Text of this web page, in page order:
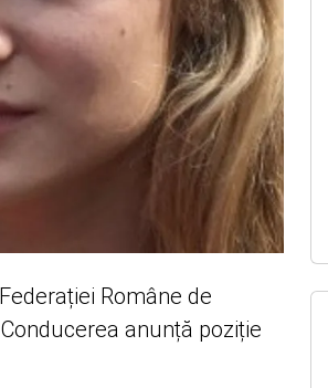
Române de
anunță poziție